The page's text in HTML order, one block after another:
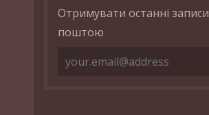
Отримувати останні записи
поштою